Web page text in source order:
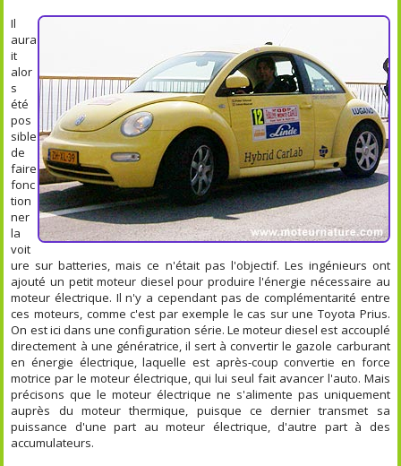
Il
aura
it
alor
s
été
pos
sible
de
faire
fonc
tion
ner
la
voit
ure sur batteries, mais ce n'était pas l'objectif. Les ingénieurs ont
ajouté un petit moteur diesel pour produire l'énergie nécessaire au
moteur électrique. Il n'y a cependant pas de complémentarité entre
ces moteurs, comme c'est par exemple le cas sur une Toyota Prius.
On est ici dans une configuration série. Le moteur diesel est accouplé
directement à une génératrice, il sert à convertir le gazole carburant
en énergie électrique, laquelle est après-coup convertie en force
motrice par le moteur électrique, qui lui seul fait avancer l'auto. Mais
précisons que le moteur électrique ne s'alimente pas uniquement
auprès du moteur thermique, puisque ce dernier transmet sa
puissance d'une part au moteur électrique, d'autre part à des
accumulateurs.